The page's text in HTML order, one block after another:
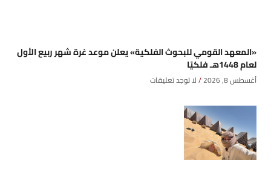
«المعهد القومي للبحوث الفلكية» يعلن موعد غرة شهر ربيع الأول
لعام 1448هـ فلكيًا
أغسطس 8, 2026 لا توجد تعليقات